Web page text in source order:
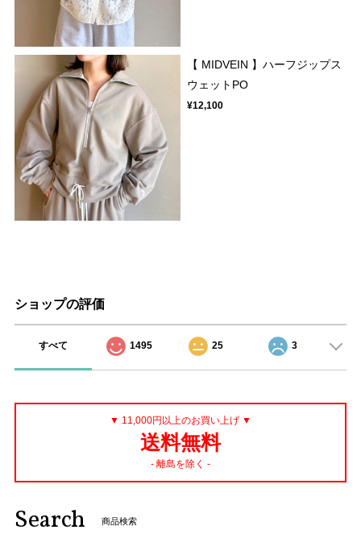
【 MIDVEIN 】ハーフジップス
ウェットPO
¥12,100
ショップの評価
すべて 1495 25 3
▼ 11,000円以上のお買い上げ ▼
送料無料
- 離島を除く -
Search 商品検索